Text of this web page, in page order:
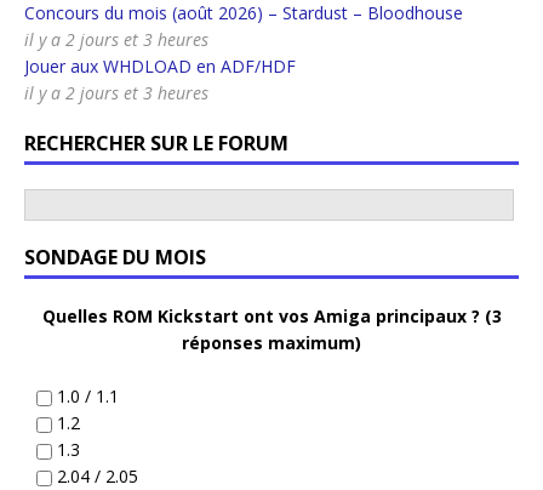
Concours du mois (août 2026) – Stardust – Bloodhouse
il y a 2 jours et 3 heures
Jouer aux WHDLOAD en ADF/HDF
il y a 2 jours et 3 heures
RECHERCHER SUR LE FORUM
SONDAGE DU MOIS
Quelles ROM Kickstart ont vos Amiga principaux ? (3
réponses maximum)
1.0 / 1.1
1.2
1.3
2.04 / 2.05